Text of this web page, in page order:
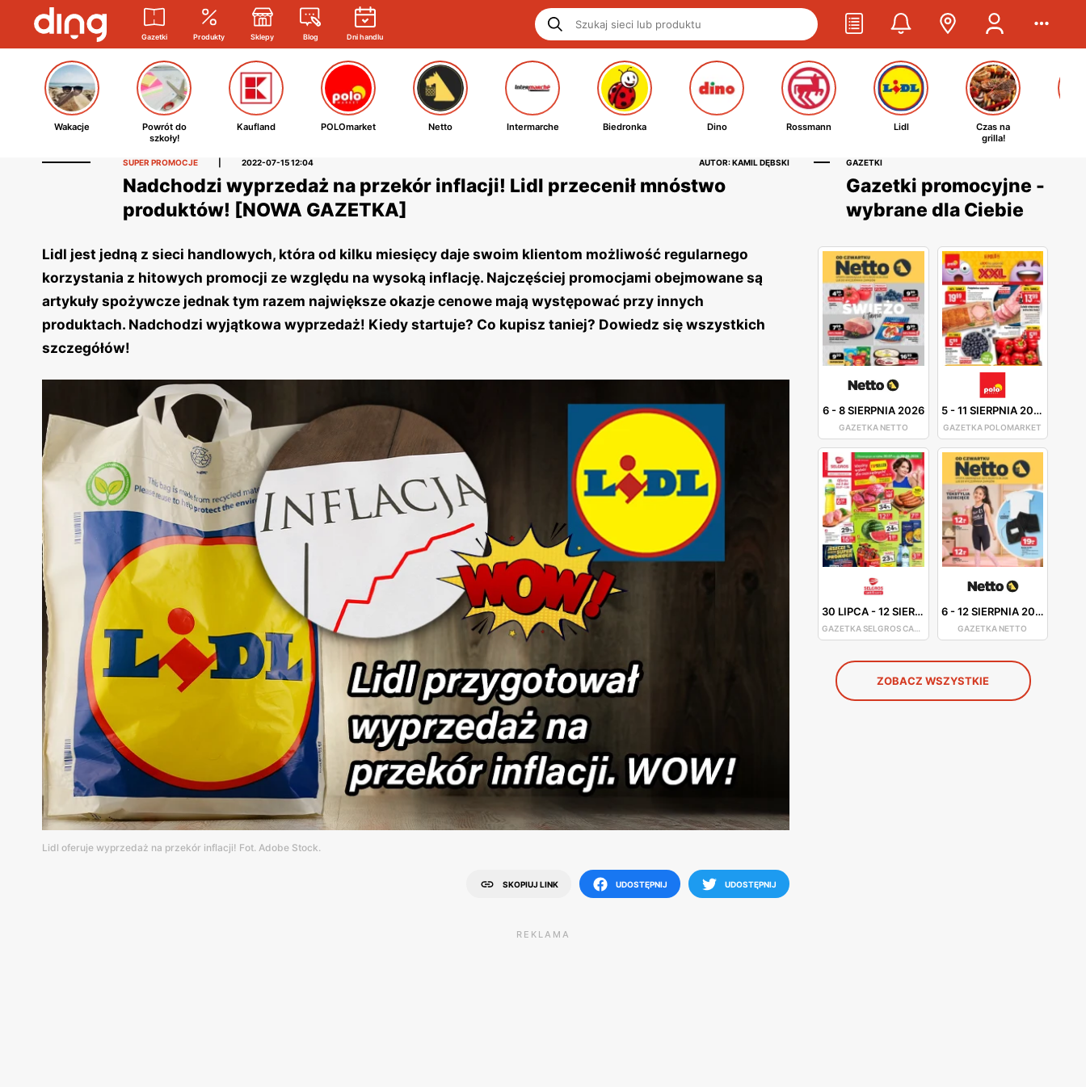
Gazetki Produkty Sklepy Blog Dni handlu
Wakacje
Powrót do
szkoły!
Kaufland POLOmarket Netto Intermarche Biedronka Dino Rossmann Lidl
Czas na
grilla!
SUPER PROMOCJE 2022-07-15 12:04 AUTOR: KAMIL DĘBSKI
Nadchodzi wyprzedaż na przekór inflacji! Lidl przecenił mnóstwo
produktów! [NOWA GAZETKA]
Lidl jest jedną z sieci handlowych, która od kilku miesięcy daje swoim klientom możliwość regularnego
korzystania z hitowych promocji ze względu na wysoką inflację. Najczęściej promocjami obejmowane są
artykuły spożywcze jednak tym razem największe okazje cenowe mają występować przy innych
produktach. Nadchodzi wyjątkowa wyprzedaż! Kiedy startuje? Co kupisz taniej? Dowiedz się wszystkich
szczegółów!
Lidl oferuje wyprzedaż na przekór inflacji! Fot. Adobe Stock.
SKOPIUJ LINK UDOSTĘPNIJ UDOSTĘPNIJ
GAZETKI
Gazetki promocyjne -
wybrane dla Ciebie
6-8 SIERPNIA 2026
GAZETKA NETTO
5-11 SIERPNIA 2026
GAZETKA POLOMARKET
30 LIPCA-12 SIERPNIA 2026
GAZETKA SELGROS CASH&CARRY
6-12 SIERPNIA 2026
GAZETKA NETTO
ZOBACZ WSZYSTKIE
REKLAMA